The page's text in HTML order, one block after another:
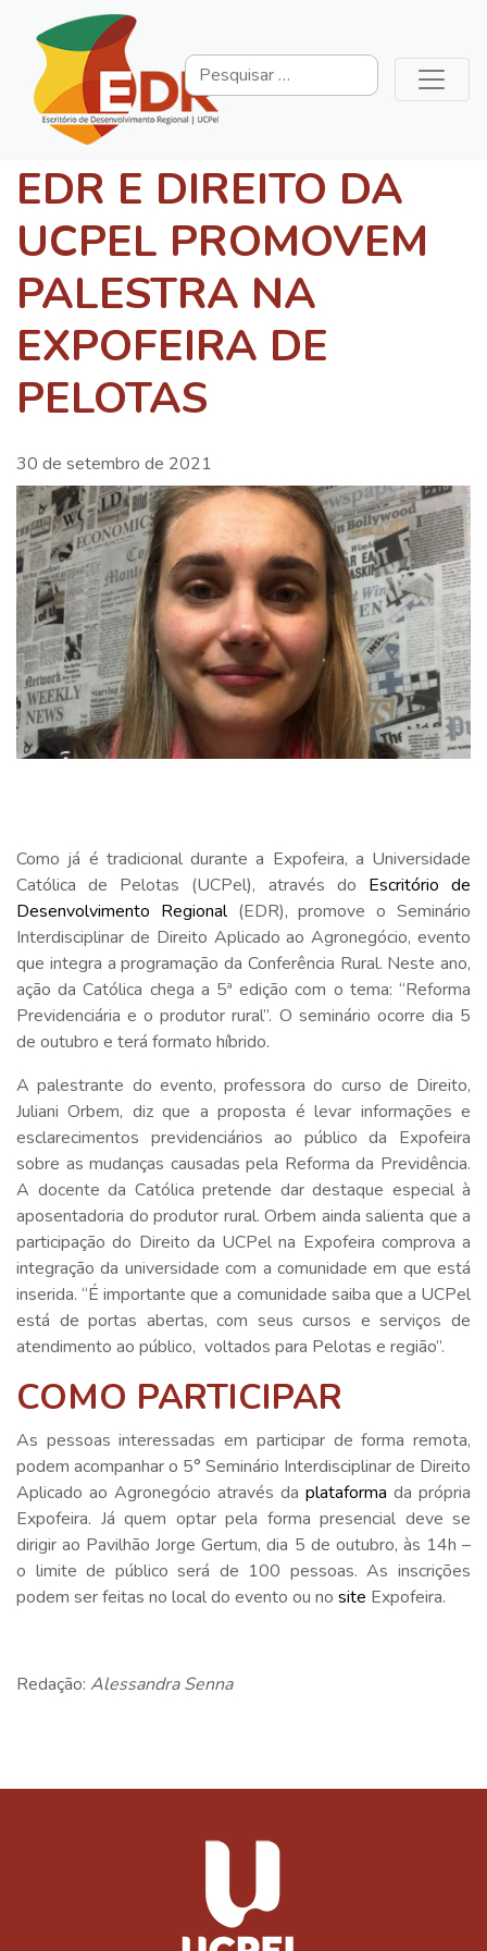
EDR E DIREITO DA
UCPEL PROMOVEM
PALESTRA NA
EXPOFEIRA DE
PELOTAS
30 de setembro de 2021
Como já é tradicional durante a Expofeira, a Universidade
Católica de Pelotas (UCPel), através do Escritório de
Desenvolvimento Regional(EDR), promove o Seminário
Interdisciplinar de Direito Aplicado ao Agronegócio, evento
que integra a programação da Conferência Rural. Neste ano,
ação da Católica chega a 5ª edição com o tema: “Reforma
Previdenciária e o produtor rural”. O seminário ocorre dia 5
de outubro e terá formato híbrido.
A palestrante do evento, professora do curso de Direito,
Juliani Orbem, diz que a proposta é levar informações e
esclarecimentos previdenciários ao público da Expofeira
sobre as mudanças causadas pela Reforma da Previdência.
A docente da Católica pretende dar destaque especial à
aposentadoria do produtor rural. Orbem ainda salienta que a
participação do Direito da UCPel na Expofeira comprova a
integração da universidade com a comunidade em que está
inserida. “É importante que a comunidade saiba que a UCPel
está de portas abertas, com seus cursos e serviços de
atendimento ao público, voltados para Pelotas e região”.
COMO PARTICIPAR
As pessoas interessadas em participar de forma remota,
podem acompanhar o 5° Seminário Interdisciplinar de Direito
Aplicado ao Agronegócio através da plataforma da própria
Expofeira. Já quem optar pela forma presencial deve se
dirigir ao Pavilhão Jorge Gertum, dia 5 de outubro, às 14h –
o limite de público será de 100 pessoas. As inscrições
podem ser feitas no local do evento ou no site Expofeira.
Redação: Alessandra Senna